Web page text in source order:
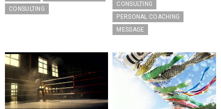
CONSULTING
CONSULTING
PERSONAL COACHING
MESSAGE